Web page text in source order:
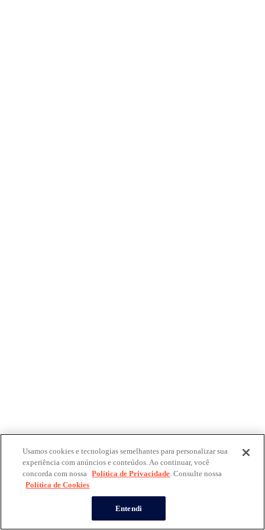
Usamos cookies e tecnologias semelhantes para personalizar sua
experiência com anúncios e conteúdos. Ao continuar, você
concorda com nossa Política de Privacidade. Consulte nossa
Política de Cookies
Entendi